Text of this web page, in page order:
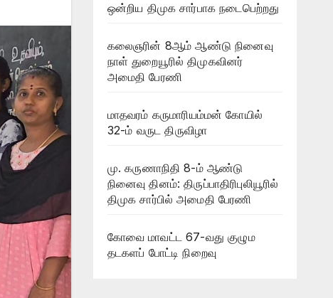
ஒன்றிய திமுக சார்பாக நடைபெற்றது
கலைஞரின் 8ஆம் ஆண்டு நினைவு
நாள் துறையூரில் திமுகவினர்
அமைதி பேரணி
மாதவரம் கருமாரியம்மன் கோயில்
32-ம் வருட திருவிழா
மு. கருணாநிதி 8-ம் ஆண்டு
நினைவு தினம்: திருப்பாதிரிபுலியூரில்
திமுக சார்பில் அமைதி பேரணி
கோவை மாவட்ட 67-வது குழும
தடகளப் போட்டி நிறைவு